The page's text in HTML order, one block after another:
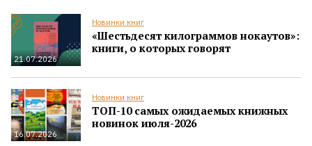
21.07.2026
Новинки книг
«Шестьдесят килограммов нокаутов»:
книги, о которых говорят
16.07.2026
Новинки книг
ТОП-10 самых ожидаемых книжных
новинок июля-2026